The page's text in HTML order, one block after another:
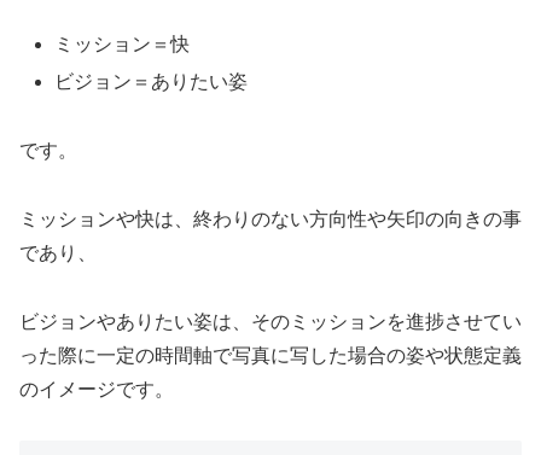
ミッション＝快
ビジョン＝ありたい姿
です。
ミッションや快は、終わりのない方向性や矢印の向きの事
であり、
ビジョンやありたい姿は、そのミッションを進捗させてい
った際に一定の時間軸で写真に写した場合の姿や状態定義
のイメージです。